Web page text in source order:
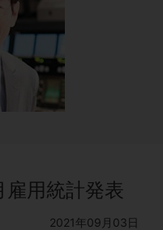
用統計発表
2021年09月03日